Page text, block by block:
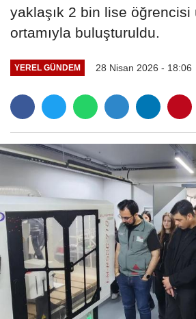
yaklaşık 2 bin lise öğrencisi
ortamıyla buluşturuldu.
YEREL GÜNDEM 28 Nisan 2026 - 18:06